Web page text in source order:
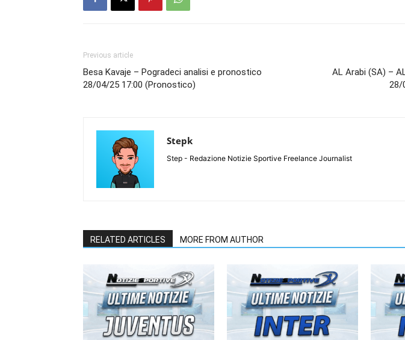
Previous article
Besa Kavaje – Pogradeci analisi e pronostico
28/04/25 17:00 (Pronostico)
AL Arabi (SA) –
28/
Stepk
Step - Redazione Notizie Sportive Freelance Journalist
RELATED ARTICLES MORE FROM AUTHOR